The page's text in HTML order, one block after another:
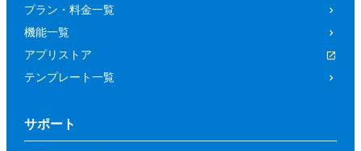
プラン・料金一覧
機能一覧
アプリストア
テンプレート一覧
サポート